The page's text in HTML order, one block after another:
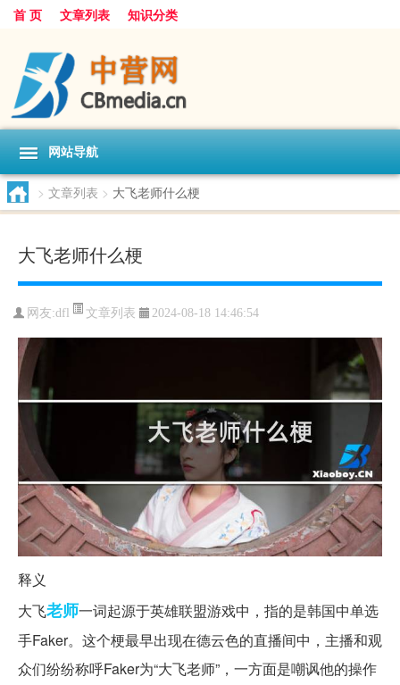
首 页 文章列表 知识分类
网站导航
> 文章列表 > 大飞老师什么梗
大飞老师什么梗
网友:dfl 文章列表 2024-08-18 14:46:54
释义
大飞老师一词起源于英雄联盟游戏中，指的是韩国中单选
手Faker。这个梗最早出现在德云色的直播间中，主播和观
众们纷纷称呼Faker为“大飞老师”，一方面是嘲讽他的操作